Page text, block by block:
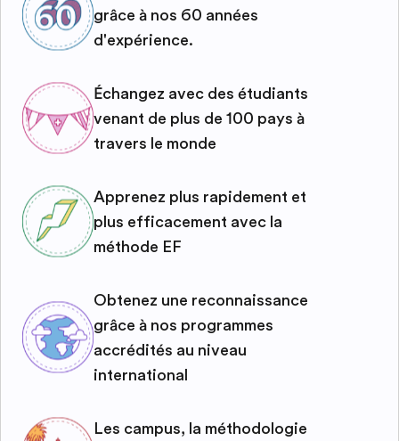
grâce à nos 60 années
d'expérience.
Échangez avec des étudiants
venant de plus de 100 pays à
travers le monde
Apprenez plus rapidement et
plus efficacement avec la
méthode EF
Obtenez une reconnaissance
grâce à nos programmes
accrédités au niveau
international
Les campus, la méthodologie